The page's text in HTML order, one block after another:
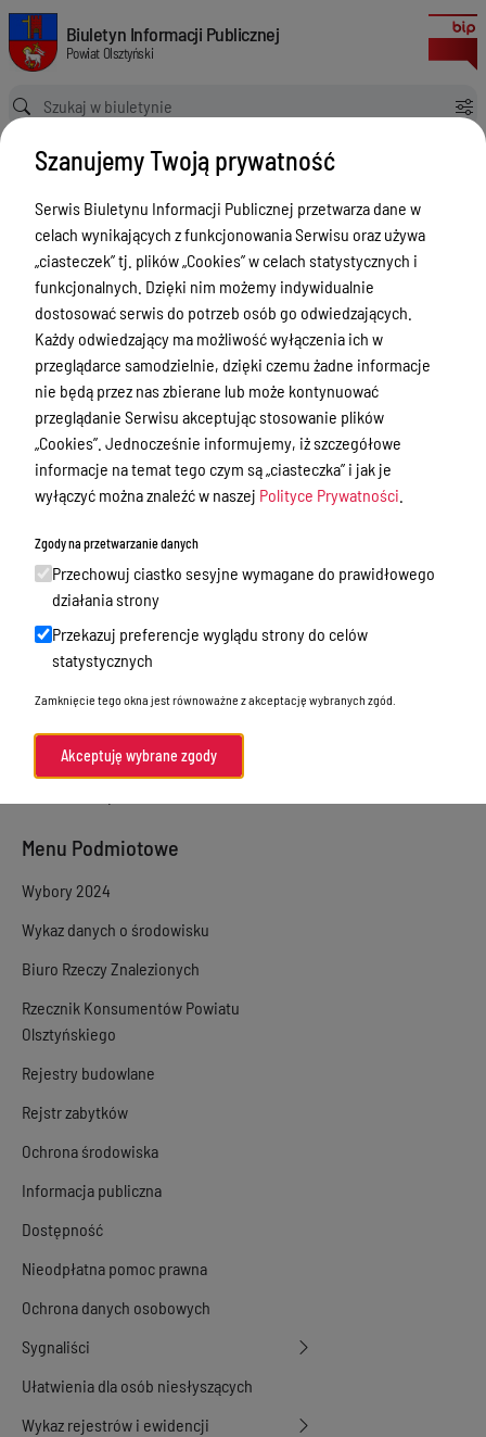
Zgłoszenia budowy 2024
Biuletyn Informacji Publicznej Powiat Olsztyński
Biuletyn Informacji Publicznej
Powiat Olsztyński
Ścieżka powrotu
Strona główna Rejestry budowlane Zgłoszenia budowy 2024
Rejestry budowlane
Menu Przedmiotowe
Kontakt i telefony w urzędzie
Ogłoszenia
Powiat Olsztyński
Rada Powiatu
Starostwo Powiatowe
Zbycie, użytkowanie wieczyste, najem,
dzierżawa, użyczenie
Sprawy załatwiane internetowo
Oświadczenia majątkowe
e-Puap/ e-Doręczenia
Akty prawne
Menu Podmiotowe
Wybory 2024
Wykaz danych o środowisku
Biuro Rzeczy Znalezionych
Rzecznik Konsumentów Powiatu
Olsztyńskiego
Rejestry budowlane
Rejstr zabytków
Ochrona środowiska
Informacja publiczna
Dostępność
Nieodpłatna pomoc prawna
Ochrona danych osobowych
Sygnaliści
Ułatwienia dla osób niesłyszących
Wykaz rejestrów i ewidencji
Szanujemy Twoją prywatność
Serwis Biuletynu Informacji Publicznej przetwarza dane w
celach wynikających z funkcjonowania Serwisu oraz używa
„ciasteczek” tj. plików „Cookies” w celach statystycznych i
funkcjonalnych. Dzięki nim możemy indywidualnie
dostosować serwis do potrzeb osób go odwiedzających.
Każdy odwiedzający ma możliwość wyłączenia ich w
przeglądarce samodzielnie, dzięki czemu żadne informacje
nie będą przez nas zbierane lub może kontynuować
przeglądanie Serwisu akceptując stosowanie plików
„Cookies”. Jednocześnie informujemy, iż szczegółowe
informacje na temat tego czym są „ciasteczka” i jak je
wyłączyć można znaleźć w naszej Polityce Prywatności
Zgody na przetwarzanie danych
Przechowuj ciastko sesyjne wymagane do prawidłowego
działania strony
Przekazuj preferencje wyglądu strony do celów
statystycznych
Zamknięcie tego okna jest równoważne z akceptację wybranych zgód.
Akceptuję wybrane zgody